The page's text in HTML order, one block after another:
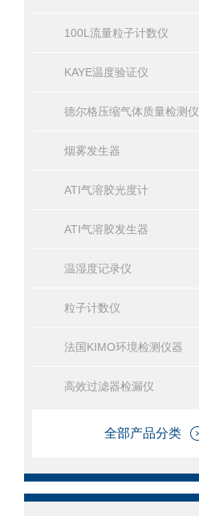
100L流量粒子计数仪
KAYE温度验证仪
德尔格压缩气体质量检测仪
烟雾发生器
ATI气溶胶光度计
ATI气溶胶发生器
温湿度记录仪
粒子计数仪
法国KIMO环境检测仪器
高效过滤器检漏仪
全部产品分类